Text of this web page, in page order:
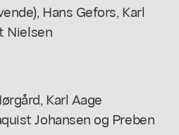
Hans Gefors, Karl
Nielsen
Karl Aage
Johansen og Preben